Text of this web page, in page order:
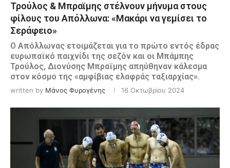
Τρούλος & Μπραϊμης στέλνουν μήνυμα στους
φίλους του Απόλλωνα: «Μακάρι να γεμίσει το
Σεράφειο»
Ο Απόλλωνας ετοιμάζεται για το πρώτο εντός έδρας
ευρωπαϊκό παιχνίδι της σεζόν και οι Μπάμπης
Τρούλος, Διονύσης Μπραϊμης απηύθηναν κάλεσμα
στον κόσμο της «αμφίβιας ελαφράς ταξιαρχίας».
written by Μάνος Φυρογένης 16 Οκτωβρίου 2024